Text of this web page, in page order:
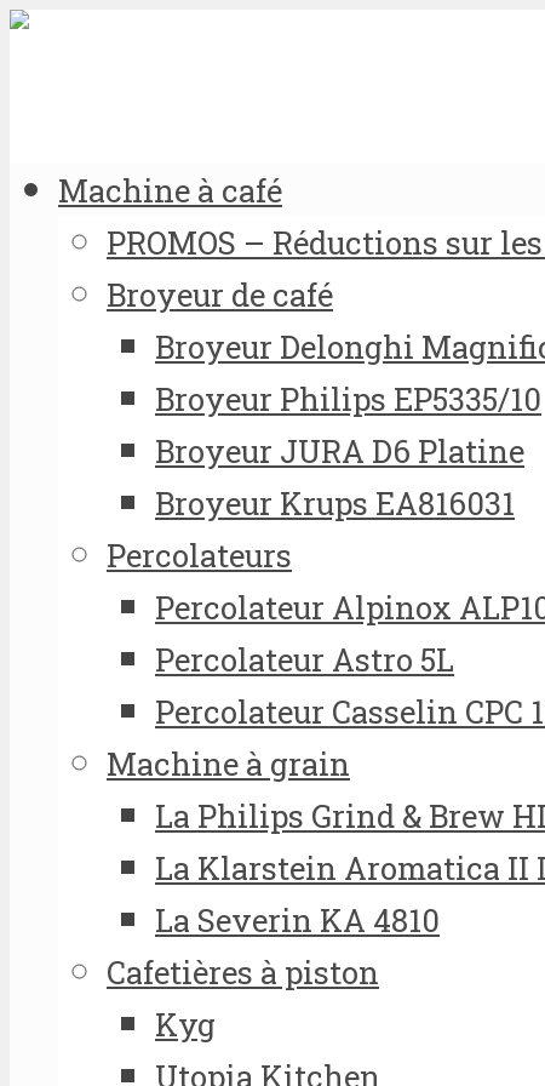
Machine à café
PROMOS – Réductions sur
Broyeur de café
Broyeur Delonghi
Broyeur Philips EP5335/10
Broyeur JURA D6 Platine
Broyeur Krups EA816031
Percolateurs
Percolateur Alpinox
Percolateur Astro 5L
Percolateur Casselin CPC
Machine à grain
La Philips Grind & Brew
La Klarstein Aromatica II
La Severin KA 4810
Cafetières à piston
Kyg
Utopia Kitchen